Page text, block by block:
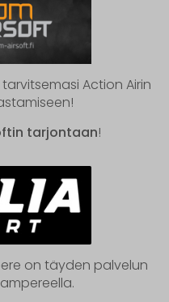
Action Airin
tarjontaan!
on täyden palvelun